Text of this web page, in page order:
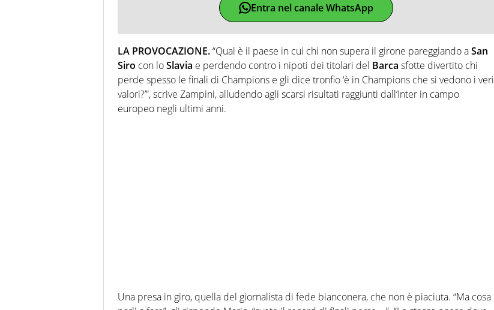
Entra nel canale WhatsApp
LA PROVOCAZIONE.“Qual è il paese in cui chi non supera il girone pareggiando aSan
Siro con loSlavia e perdendo contro i nipoti dei titolari del Barca sfotte divertito chi
perde spesso le finali di Champions e gli dice tronfio ‘è in Champions che si vedono i veri
valori?’”, scrive Zampini, alludendo agli scarsi risultati raggiunti dall’Inter in campo
europeo negli ultimi anni.
Una presa in giro, quella del giornalista di fede bianconera, che non è piaciuta. “Ma cosa